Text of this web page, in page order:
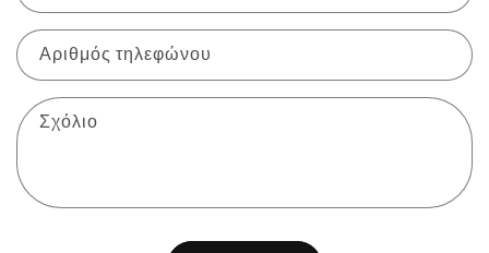
Αριθμός τηλεφώνου
Σχόλιο